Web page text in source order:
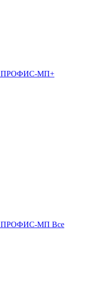
ПРОФИС-МП+
ПРОФИС-МП Все